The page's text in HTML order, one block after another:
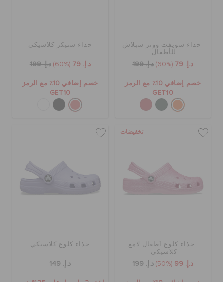
حذاء سويفت ووتر سبلاش
للأطفال
د.إ. 79 (60%) د.إ. 199
خصم إضافي 10٪ مع الرمز
GET10
حذاء سنيكر كلاسيكي
د.إ. 79 (60%) د.إ. 199
خصم إضافي 10٪ مع الرمز
GET10
تخفيضات
حذاء كلوغ أطفال لامع
كلاسيكي
د.إ. 99 (50%) د.إ. 199
حذاء كلوغ كلاسيكي
د.إ. 149